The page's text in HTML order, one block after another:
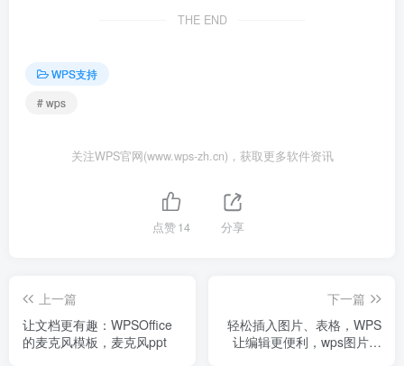
THE END
WPS支持
# wps
关注WPS官网(www.wps-zh.cn)，获取更多软件资讯
点赞14 分享
上一篇
让文档更有趣：WPSOffice
的麦克风模板，麦克风ppt
下一篇
轻松插入图片、表格，WPS
让编辑更便利，wps图片上